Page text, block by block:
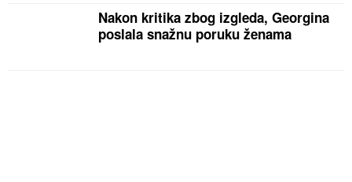
Nakon kritika zbog izgleda, Georgina
poslala snažnu poruku ženama